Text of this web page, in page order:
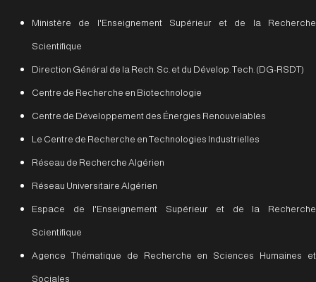
Ministère de l'Enseignement Supérieur et de la Recherche
Scientifique
Direction Général de la Rech. Sc. et du Dévelop. Tech. (DG-RSDT)
Centre de Recherche en Biotechnologie
Centre de Développement des Énergies Renouvelables
Le Centre de Recherche en Technologies Industrielles
Réseau de Recherche Algérien
Réseau Universitaire Algérien
Espace de l'Enseignement Supérieur et de la Recherche
Scientifique
Agence Thématique de Recherche en Sciences Humaines et
Sociales